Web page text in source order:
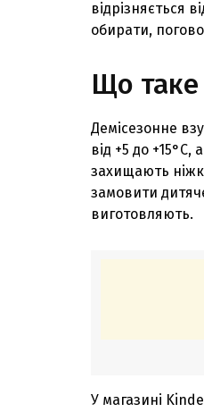
відрізняється
обирати,
Що таке
Демісезонне
від +5 до
захищають
замовити
виготовляють.
У магазині